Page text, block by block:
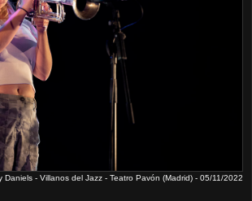
Daniels - Villanos del Jazz - Teatro Pavón (Madrid) - 05/11/2022